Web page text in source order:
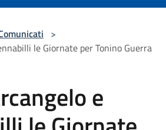
>
le Giornate per Tonino Guerra
e